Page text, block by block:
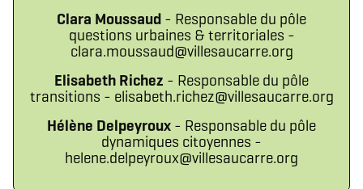
Télécharger le logo
(format .svg)
Télécharger le dossier d'identité complet
(format .zip)
Clara Moussaud - Responsable du pôle
questions urbaines & territoriales -
clara.moussaud@villesaucarre.org
Elisabeth Richez - Responsable du pôle
transitions - elisabeth.richez@villesaucarre.org
Hélène Delpeyroux - Responsable du pôle
dynamiques citoyennes -
helene.delpeyroux@villesaucarre.org